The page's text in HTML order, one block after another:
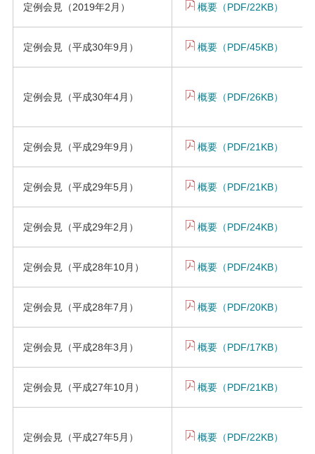
定例会見（2019年2月） 概要（PDF/22KB）
定例会見（平成30年9月） 概要（PDF/45KB）
定例会見（平成30年4月） 概要（PDF/26KB）
定例会見（平成29年9月） 概要（PDF/21KB）
定例会見（平成29年5月） 概要（PDF/21KB）
定例会見（平成29年2月） 概要（PDF/24KB）
定例会見（平成28年10月） 概要（PDF/24KB）
定例会見（平成28年7月） 概要（PDF/20KB）
定例会見（平成28年3月） 概要（PDF/17KB）
定例会見（平成27年10月） 概要（PDF/21KB）
定例会見（平成27年5月） 概要（PDF/22KB）